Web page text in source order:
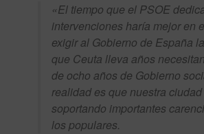
«El tiempo que el PSOE
intervenciones haría mejor en
exigir al Gobierno de España
que Ceuta lleva años
de ocho años de Gobierno
realidad es que nuestra
soportando importantes
los populares.